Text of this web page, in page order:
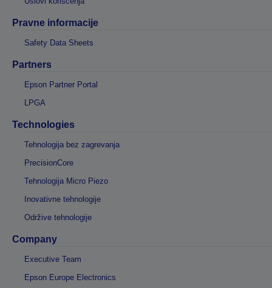
Pravne informacije
Safety Data Sheets
Partners
Epson Partner Portal
LPGA
Technologies
Tehnologija bez zagrevanja
PrecisionCore
Tehnologija Micro Piezo
Inovativne tehnologije
Održive tehnologije
Company
Executive Team
Epson Europe Electronics